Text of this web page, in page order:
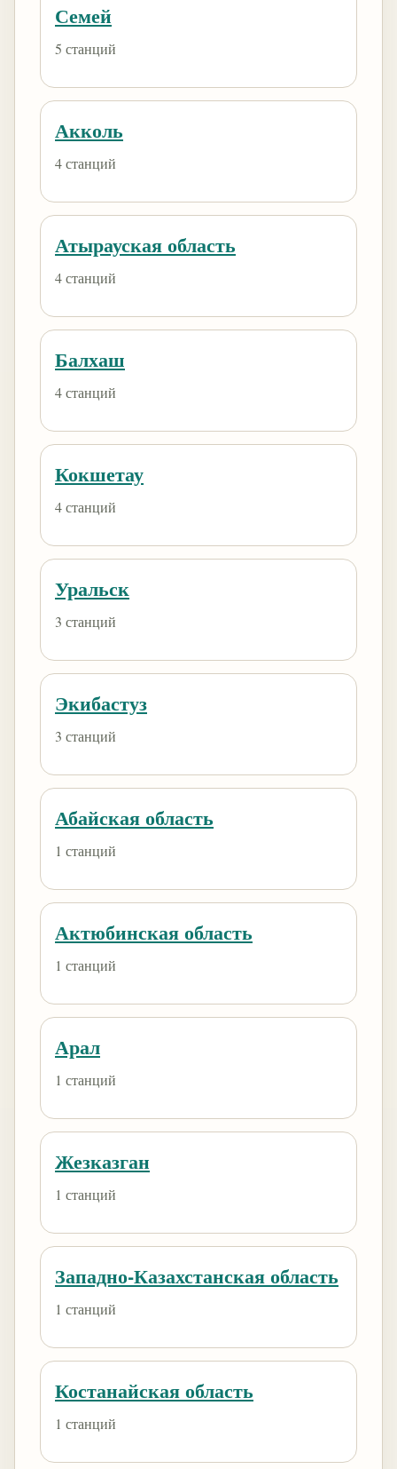
Семей
5 станций
Акколь
4 станций
Атырауская область
4 станций
Балхаш
4 станций
Кокшетау
4 станций
Уральск
3 станций
Экибастуз
3 станций
Абайская область
1 станций
Актюбинская область
1 станций
Арал
1 станций
Жезказган
1 станций
Западно-Казахстанская область
1 станций
Костанайская область
1 станций